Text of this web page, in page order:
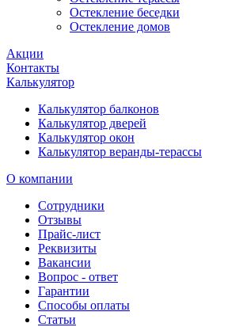
Остекление беседки
Остекление домов
Акции
Контакты
Калькулятор
Калькулятор балконов
Калькулятор дверей
Калькулятор окон
Калькулятор веранды-терассы
О компании
Сотрудники
Отзывы
Прайс-лист
Реквизиты
Вакансии
Вопрос - ответ
Гарантии
Способы оплаты
Статьи